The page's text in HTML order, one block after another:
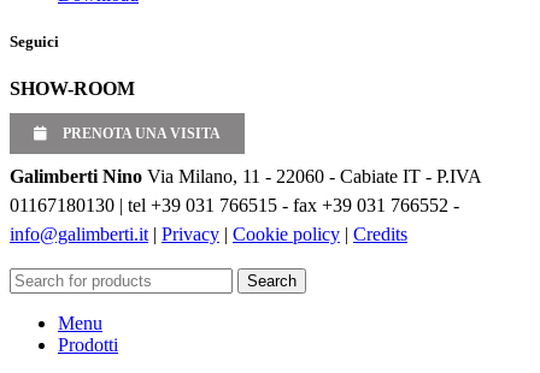
Seguici
SHOW-ROOM
PRENOTA UNA VISITA
Galimberti Nino Via Milano, 11 - 22060 - Cabiate IT - P.IVA
01167180130 | tel +39 031 766515 - fax +39 031 766552 -
info@galimberti.it | Privacy | Cookie policy | Credits
Search
Menu
Prodotti